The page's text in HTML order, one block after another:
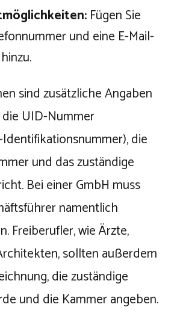
Fügen Sie
und eine E-Mail-
sind zusätzliche Angaben
UID-Nummer
die
und das zuständige
Bei einer GmbH muss
namentlich
Freiberufler, wie Ärzte,
sollten außerdem
die zuständige
und die Kammer angeben.